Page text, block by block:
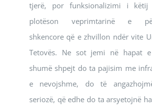
tjerë, por funksionalizimi i
plotëson veprimtarinë e
shkencore që e zhvillon ndër vite
Tetovës. Ne sot jemi në hapat
shumë shpejt do ta pajisim me
e nevojshme, do të
seriozë, që edhe do ta arsyetojnë